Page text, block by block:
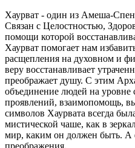
Хаурват - один из Амеша-
Связан с Целостностью,
помощи которой
Хаурват помогает нам
расщепления на духовном и
веру восстанавливает
преображает душу. С этим
объединение людей на уровне
проявлений, взаимопомощь,
символов Хаурвата всегда
мистической чаше, как в
мир, каким он должен быть. А
преображения.